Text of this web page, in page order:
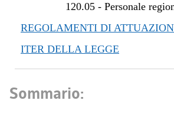
120.05- Personale
REGOLAMENTI DI
ITER DELLA LEGGE
Sommario: